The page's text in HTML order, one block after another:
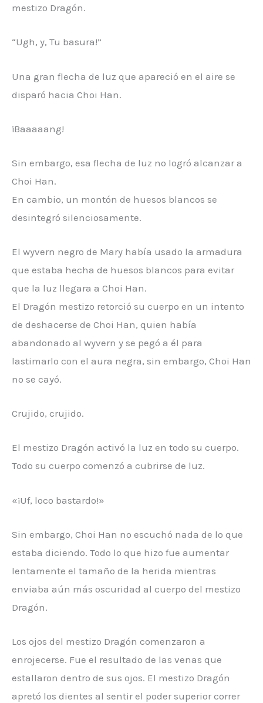
mestizo Dragón.
“Ugh, y, Tu basura!”
Una gran flecha de luz que apareció en el aire se
disparó hacia Choi Han.
¡Baaaaang!
Sin embargo, esa flecha de luz no logró alcanzar a
Choi Han.
En cambio, un montón de huesos blancos se
desintegró silenciosamente.
El wyvern negro de Mary había usado la armadura
que estaba hecha de huesos blancos para evitar
que la luz llegara a Choi Han.
El Dragón mestizo retorció su cuerpo en un intento
de deshacerse de Choi Han, quien había
abandonado al wyvern y se pegó a él para
lastimarlo con el aura negra, sin embargo, Choi Han
no se cayó.
Crujido, crujido.
El mestizo Dragón activó la luz en todo su cuerpo.
Todo su cuerpo comenzó a cubrirse de luz.
«¡Uf, loco bastardo!»
Sin embargo, Choi Han no escuchó nada de lo que
estaba diciendo. Todo lo que hizo fue aumentar
lentamente el tamaño de la herida mientras
enviaba aún más oscuridad al cuerpo del mestizo
Dragón.
Los ojos del mestizo Dragón comenzaron a
enrojecerse. Fue el resultado de las venas que
estallaron dentro de sus ojos. El mestizo Dragón
apretó los dientes al sentir el poder superior correr